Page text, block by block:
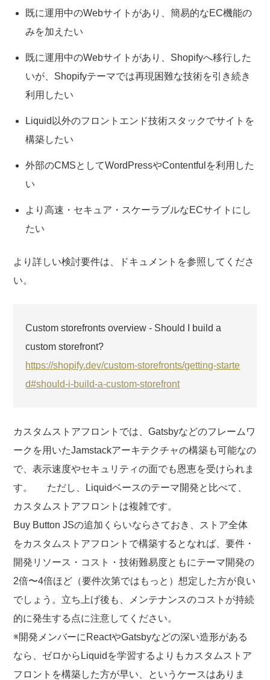
既に運用中のWebサイトがあり、簡易的なEC機能の
みを加えたい
既に運用中のWebサイトがあり、Shopifyへ移行した
いが、Shopifyテーマでは再現困難な技術を引き続き
利用したい
Liquid以外のフロントエンド技術スタックでサイトを
構築したい
外部のCMSとしてWordPressやContentfulを利用した
い
より高速・セキュア・スケーラブルなECサイトにし
たい
より詳しい検討要件は、ドキュメントを参照してくださ
い。
Custom storefronts overview - Should I build a
custom storefront?
https://shopify.dev/custom-storefronts/getting-starte
d#should-i-build-a-custom-storefront
カスタムストアフロントでは、Gatsbyなどのフレームワ
ークを用いたJamstackアーキテクチャの構築も可能なの
で、表示速度やセキュリティの面でも恩恵を受けられま
す。 ただし、Liquidベースのテーマ開発と比べて、
カスタムストアフロントは複雑です。
Buy Button JSの追加くらいならさておき、ストア全体
をカスタムストアフロントで構築するとなれば、要件・
開発リソース・コスト・技術難易度ともにテーマ開発の
2倍〜4倍ほど（要件次第ではもっと）想定した方が良い
でしょう。立ち上げ後も、メンテナンスのコストが持続
的に発生する点に注意してください。
※開発メンバーにReactやGatsbyなどの深い造形がある
なら、ゼロからLiquidを学習するよりもカスタムストア
フロントを構築した方が早い、というケースはありま